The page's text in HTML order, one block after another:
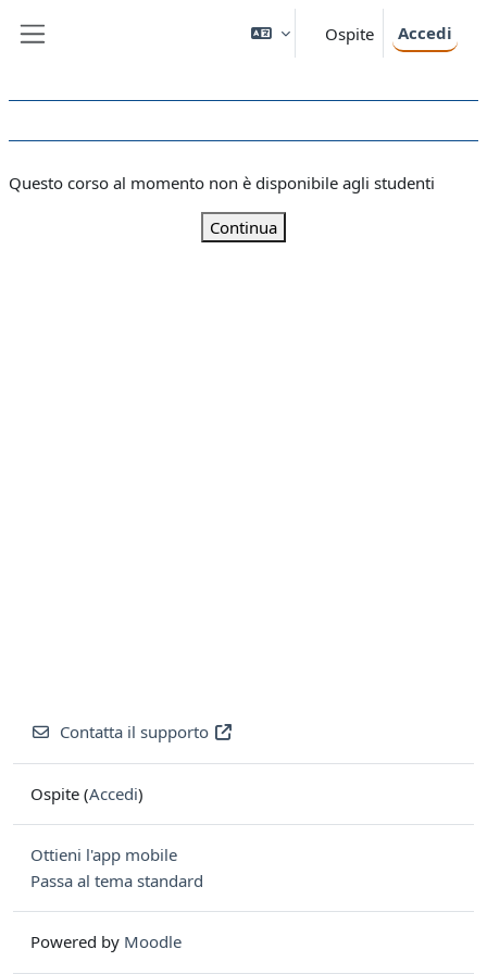
Ospite Accedi
Questo corso al momento non è disponibile agli studenti
Continua
Contatta il supporto
Ospite (Accedi)
Ottieni l'app mobile
Passa al tema standard
Powered by Moodle